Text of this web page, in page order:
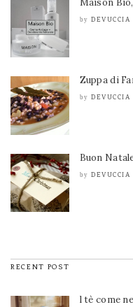
Maison
by DEVUCCIA
Zuppa di
by DEVUCCIA
Buon
by DEVUCCIA
RECENT POST
l tè come